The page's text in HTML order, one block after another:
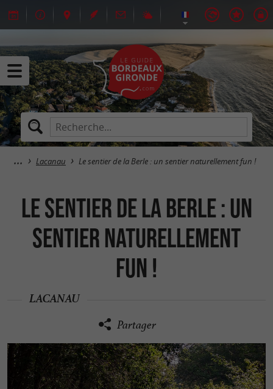
Lacanau Le sentier de la Berle : un sentier naturellement fun !
Le sentier de la Berle : un
sentier naturellement
fun !
LACANAU
Partager